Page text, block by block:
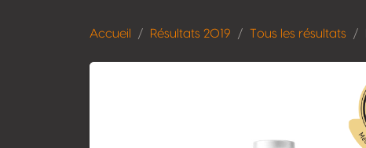
Accueil Résultats 2019 Tous les résultats